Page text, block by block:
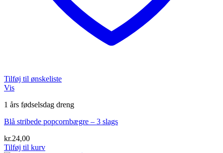
Tilføj til ønskeliste
Vis
1 års fødselsdag dreng
Blå stribede popcornbægre – 3 slags
kr.24,00
Tilføj til kurv